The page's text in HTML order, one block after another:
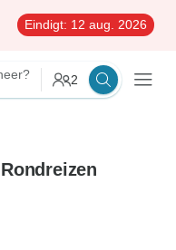
Eindigt: 12 aug. 2026
2